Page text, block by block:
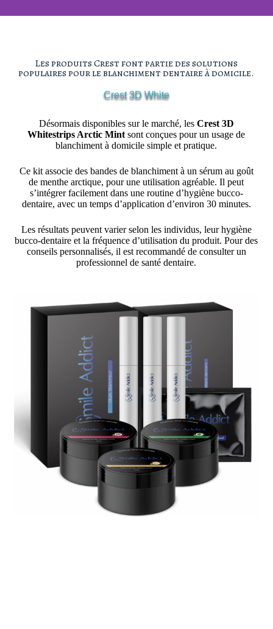
Les produits Crest font partie des solutions
populaires pour le blanchiment dentaire à domicile.
Crest 3D White
Désormais disponibles sur le marché, les Crest 3D
Whitestrips Arctic Mint sont conçues pour un usage de
blanchiment à domicile simple et pratique.
Ce kit associe des bandes de blanchiment à un sérum au goût
de menthe arctique, pour une utilisation agréable. Il peut
s’intégrer facilement dans une routine d’hygiène bucco-
dentaire, avec un temps d’application d’environ 30 minutes.
Les résultats peuvent varier selon les individus, leur hygiène
bucco-dentaire et la fréquence d’utilisation du produit. Pour des
conseils personnalisés, il est recommandé de consulter un
professionnel de santé dentaire.